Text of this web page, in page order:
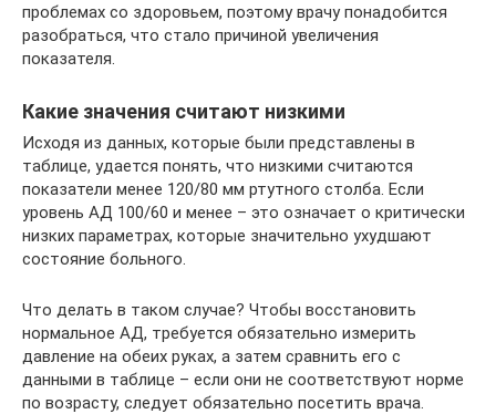
проблемах со здоровьем, поэтому врачу понадобится
разобраться, что стало причиной увеличения
показателя.
Какие значения считают низкими
Исходя из данных, которые были представлены в
таблице, удается понять, что низкими считаются
показатели менее 120/80 мм ртутного столба. Если
уровень АД 100/60 и менее – это означает о критически
низких параметрах, которые значительно ухудшают
состояние больного.
Что делать в таком случае? Чтобы восстановить
нормальное АД, требуется обязательно измерить
давление на обеих руках, а затем сравнить его с
данными в таблице – если они не соответствуют норме
по возрасту, следует обязательно посетить врача.